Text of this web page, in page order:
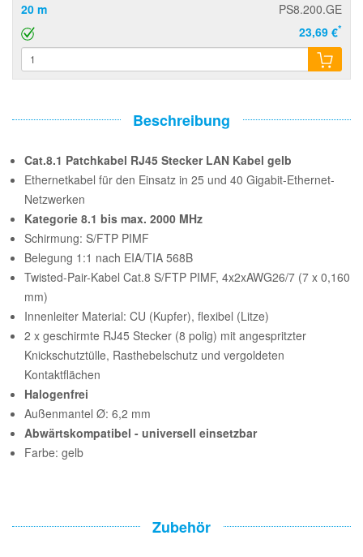
20 m
PS8.200.GE
23,69 €*
Beschreibung
Cat.8.1 Patchkabel RJ45 Stecker LAN Kabel gelb
Ethernetkabel für den Einsatz in 25 und 40 Gigabit-Ethernet-
Netzwerken
Kategorie 8.1 bis max. 2000 MHz
Schirmung: S/FTP PIMF
Belegung 1:1 nach EIA/TIA 568B
Twisted-Pair-Kabel Cat.8 S/FTP PIMF, 4x2xAWG26/7 (7 x 0,160
mm)
Innenleiter Material: CU (Kupfer), flexibel (Litze)
2 x geschirmte RJ45 Stecker (8 polig) mit angespritzter
Knickschutztülle, Rasthebelschutz und vergoldeten
Kontaktflächen
Halogenfrei
Außenmantel Ø: 6,2 mm
Abwärtskompatibel - universell einsetzbar
Farbe: gelb
Zubehör